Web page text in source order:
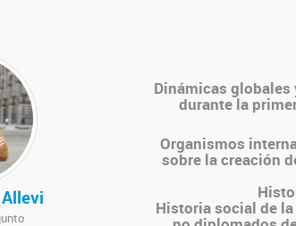
Dinámicas
durante la
Organismos
sobre la creación
Historia social de